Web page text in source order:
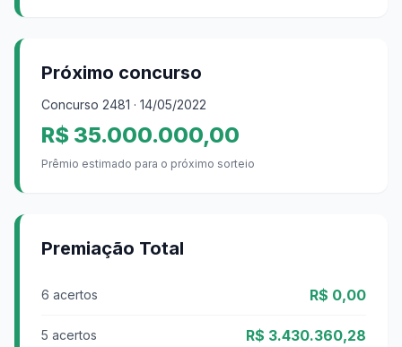
Próximo concurso
Concurso 2481 · 14/05/2022
R$ 35.000.000,00
Prêmio estimado para o próximo sorteio
Premiação Total
6 acertos R$ 0,00
5 acertos R$ 3.430.360,28